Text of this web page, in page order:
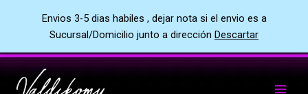
Envios 3-5 dias habiles , dejar nota si el envio es a
Sucursal/Domicilio junto a dirección Descartar
al
contenido